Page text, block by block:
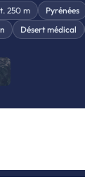
250 m
Pyrénées
Désert médical